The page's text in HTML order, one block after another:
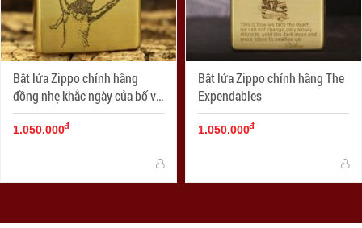
Bật lửa Zippo chính hãng
đồng nhẹ khắc ngày của bố vô
cùng ý nghĩa
1.050.000đ
Bật lửa Zippo chính hãng The
Expendables
1.050.000đ